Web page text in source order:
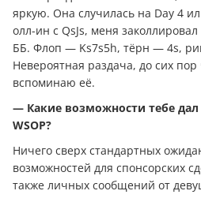
яркую. Она случилась на Day 4
олл-ин с QsJs, меня
ББ. Флоп — Ks7s5h, тёрн — 4s,
Невероятная раздача, до сих
вспоминаю её.
— Какие возможности тебе
WSOP?
Ничего сверх стандартных
возможностей для спонсорских
также личных сообщений от